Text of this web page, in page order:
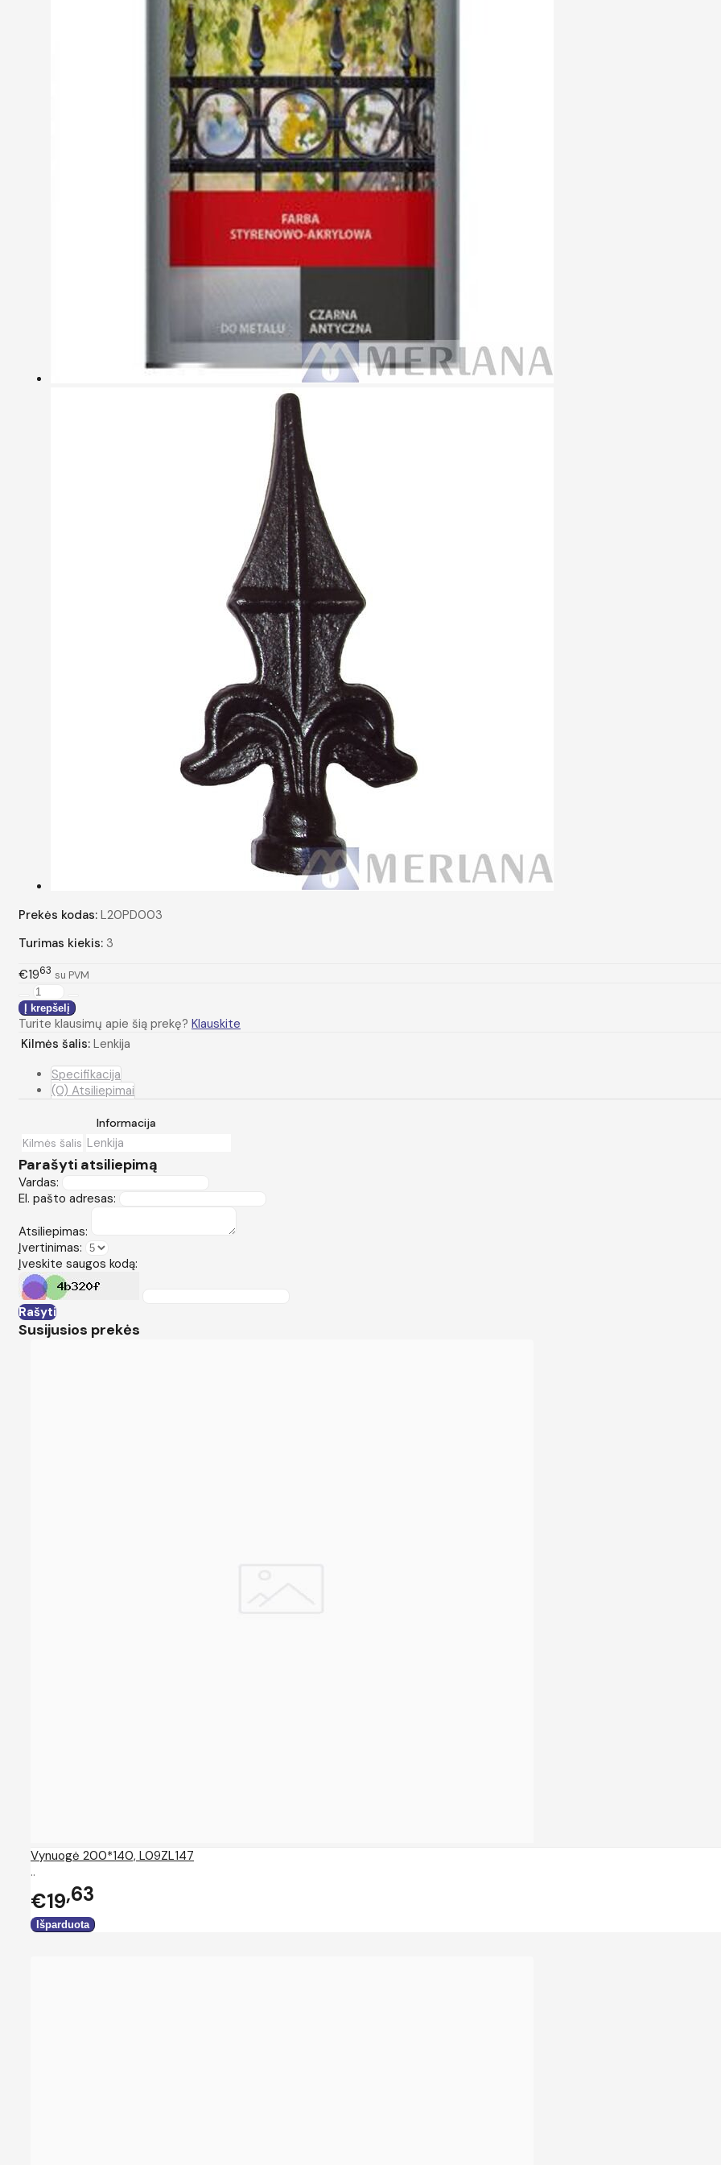
Prekės kodas: L20PD003
Turimas kiekis: 3
€1963 su PVM
Turite klausimų apie šią prekę? Klauskite
Kilmės šalis: Lenkija
Specifikacija
(0) Atsiliepimai
Informacija
Kilmės šalis Lenkija
Parašyti atsiliepimą
Vardas:
El. pašto adresas:
Atsiliepimas:
Įvertinimas:
Įveskite saugos kodą:
Rašyti
Susijusios prekės
Vynuogė 200*140, L09ZL147
..
€19 63